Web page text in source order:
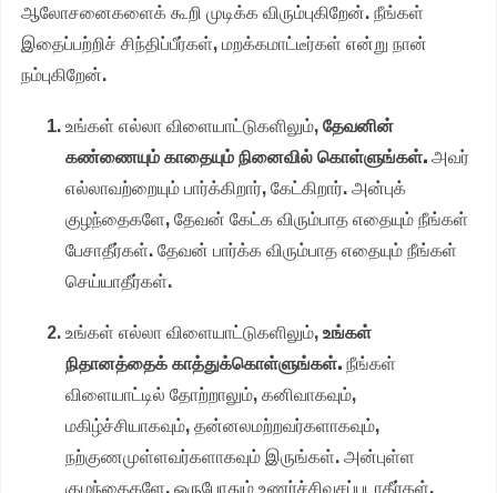
ஆலோசனைகளைக் கூறி முடிக்க விரும்புகிறேன். நீங்கள்
இதைப்பற்றிச் சிந்திப்பீர்கள், மறக்கமாட்டீர்கள் என்று நான்
நம்புகிறேன்.
உங்கள் எல்லா விளையாட்டுகளிலும்,தேவனின்
கண்ணையும் காதையும் நினைவில் கொள்ளுங்கள்.அவர்
எல்லாவற்றையும் பார்க்கிறார், கேட்கிறார். அன்புக்
குழந்தைகளே, தேவன் கேட்க விரும்பாத எதையும் நீங்கள்
பேசாதீர்கள். தேவன் பார்க்க விரும்பாத எதையும் நீங்கள்
செய்யாதீர்கள்.
உங்கள் எல்லா விளையாட்டுகளிலும்,உங்கள்
நிதானத்தைக் காத்துக்கொள்ளுங்கள்.நீங்கள்
விளையாட்டில் தோற்றாலும், கனிவாகவும்,
மகிழ்ச்சியாகவும், தன்னலமற்றவர்களாகவும்,
நற்குணமுள்ளவர்களாகவும் இருங்கள். அன்புள்ள